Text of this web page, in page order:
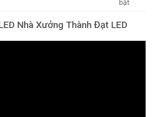
bật
Nhà Xưởng Thành Đạt LED